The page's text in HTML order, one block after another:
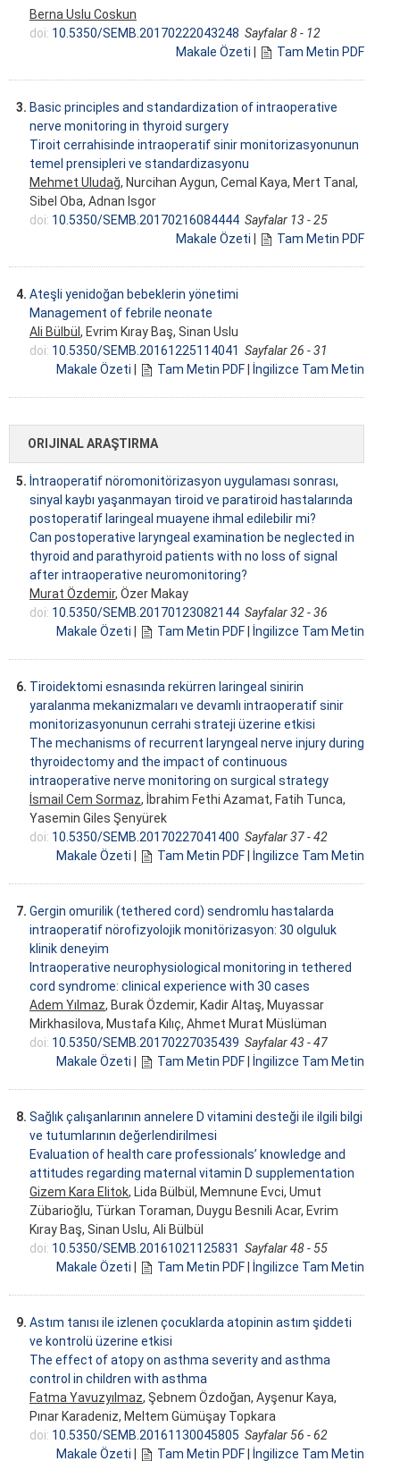
Berna Uslu Coskun
doi: 10.5350/SEMB.20170222043248 Sayfalar 8 - 12
Makale Özeti
Tam Metin PDF
3. Basic principles and standardization of intraoperative
nerve monitoring in thyroid surgery
Tiroit cerrahisinde intraoperatif sinir monitorizasyonunun
temel prensipleri ve standardizasyonu
Mehmet Uludağ, Nurcihan Aygun, Cemal Kaya, Mert Tanal,
Sibel Oba, Adnan Isgor
doi: 10.5350/SEMB.20170216084444 Sayfalar 13 - 25
Makale Özeti
Tam Metin PDF
4. Ateşli yenidoğan bebeklerin yönetimi
Management of febrile neonate
Ali Bülbül , Evrim Kıray Baş, Sinan Uslu
doi: 10.5350/SEMB.20161225114041 Sayfalar 26 - 31
Makale Özeti
Tam Metin PDF İngilizce Tam Metin
ORIJINAL ARAŞTIRMA
5. İntraoperatif nöromonitörizasyon uygulaması sonrası,
sinyal kaybı yaşanmayan tiroid ve paratiroid hastalarında
postoperatif laringeal muayene ihmal edilebilir mi?
Can postoperative laryngeal examination be neglected in
thyroid and parathyroid patients with no loss of signal
after intraoperative neuromonitoring?
Murat Özdemir, Özer Makay
doi: 10.5350/SEMB.20170123082144 Sayfalar 32 - 36
Makale Özeti
Tam Metin PDF İngilizce Tam Metin
6. Tiroidektomi esnasında rekürren laringeal sinirin
yaralanma mekanizmaları ve devamlı intraoperatif sinir
monitorizasyonunun cerrahi strateji üzerine etkisi
The mechanisms of recurrent laryngeal nerve injury during
thyroidectomy and the impact of continuous
intraoperative nerve monitoring on surgical strategy
İsmail Cem Sormaz, İbrahim Fethi Azamat, Fatih Tunca,
Yasemin Giles Şenyürek
doi: 10.5350/SEMB.20170227041400 Sayfalar 37 - 42
Makale Özeti
Tam Metin PDF İngilizce Tam Metin
7. Gergin omurilik (tethered cord) sendromlu hastalarda
intraoperatif nörofizyolojik monitörizasyon: 30 olguluk
klinik deneyim
Intraoperative neurophysiological monitoring in tethered
cord syndrome: clinical experience with 30 cases
Adem Yılmaz, Burak Özdemir, Kadir Altaş, Muyassar
Mirkhasilova, Mustafa Kılıç, Ahmet Murat Müslüman
doi: 10.5350/SEMB.20170227035439 Sayfalar 43 - 47
Makale Özeti
Tam Metin PDF İngilizce Tam Metin
8. Sağlık çalışanlarının annelere D vitamini desteği ile ilgili bilgi
ve tutumlarının değerlendirilmesi
Evaluation of health care professionals’ knowledge and
attitudes regarding maternal vitamin D supplementation
Gizem Kara Elitok, Lida Bülbül, Memnune Evci, Umut
Zübarioğlu, Türkan Toraman, Duygu Besnili Acar, Evrim
Kıray Baş, Sinan Uslu, Ali Bülbül
doi: 10.5350/SEMB.20161021125831 Sayfalar 48 - 55
Makale Özeti
Tam Metin PDF İngilizce Tam Metin
9. Astım tanısı ile izlenen çocuklarda atopinin astım şiddeti
ve kontrolü üzerine etkisi
The effect of atopy on asthma severity and asthma
control in children with asthma
Fatma Yavuzyılmaz, Şebnem Özdoğan, Ayşenur Kaya,
Pınar Karadeniz, Meltem Gümüşay Topkara
doi: 10.5350/SEMB.20161130045805 Sayfalar 56 - 62
Makale Özeti
Tam Metin PDF İngilizce Tam Metin